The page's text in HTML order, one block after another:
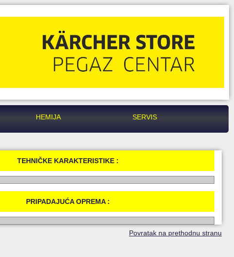
HEMIJA SERVIS
TEHNIČKE KARAKTERISTIKE :
PRIPADAJUĆA OPREMA :
Povratak na prethodnu stranu